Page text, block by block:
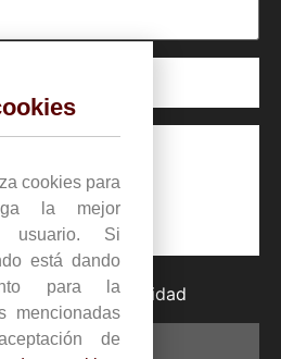
política de privacidad
cookies para
la mejor
usuario. Si
está dando
para la
mencionadas
de